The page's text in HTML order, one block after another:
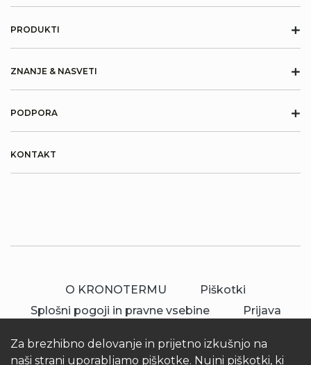
Za brezhibno delovanje in prijetno izkušnjo na
naši strani uporabljamo piškotke. Nujni piškotki, ki
PRODUKTI +
ZNANJE & NASVETI +
PODPORA +
KONTAKT
O KRONOTERMU
Piškotki
Splošni pogoji in pravne vsebine
Prijava